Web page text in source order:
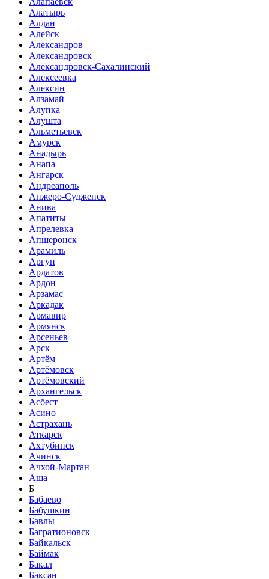
Алатырь
Алдан
Алейск
Александров
Александровск
Александровск-Сахалинский
Алексеевка
Алексин
Алзамай
Алупка
Алушта
Альметьевск
Амурск
Анадырь
Анапа
Ангарск
Андреаполь
Анжеро-Судженск
Анива
Апатиты
Апрелевка
Апшеронск
Арамиль
Аргун
Ардатов
Ардон
Арзамас
Аркадак
Армавир
Армянск
Арсеньев
Арск
Артём
Артёмовск
Артёмовский
Архангельск
Асбест
Асино
Астрахань
Аткарск
Ахтубинск
Ачинск
Ачхой-Мартан
Аша
Б
Бабаево
Бабушкин
Бавлы
Багратионовск
Байкальск
Баймак
Бакал
Баксан